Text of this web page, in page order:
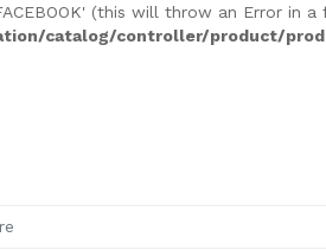
(this will throw an Error in a
catalog/controller/product/